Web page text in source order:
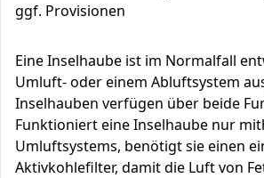
ggf. Provisionen
Eine Inselhaube ist im Normalfall
Umluft- oder einem Abluftsystem
Inselhauben verfügen über beide
Funktioniert eine Inselhaube nur
Umluftsystems, benötigt sie einen
Aktivkohlefilter, damit die Luft von